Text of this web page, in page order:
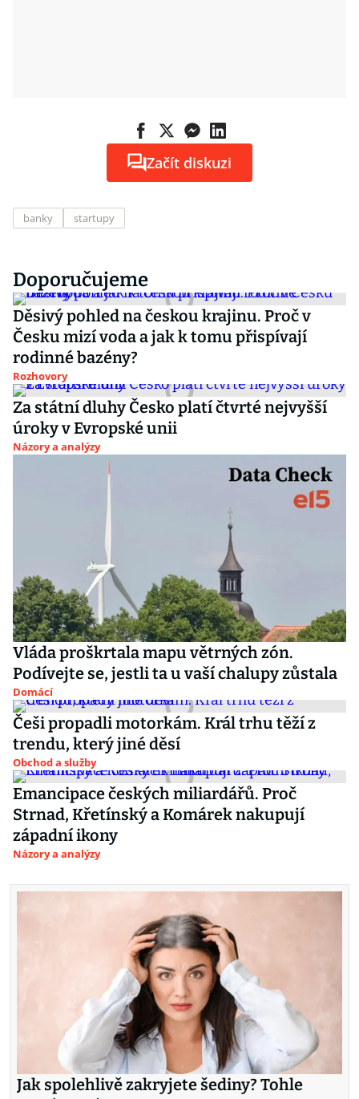
Začít diskuzi
banky startupy
Doporučujeme
Děsivý pohled na českou krajinu. Proč v
Česku mizí voda a jak k tomu přispívají
rodinné bazény?
Rozhovory
Za státní dluhy Česko platí čtvrté nejvyšší
úroky v Evropské unii
Názory a analýzy
Vláda proškrtala mapu větrných zón.
Podívejte se, jestli ta u vaší chalupy zůstala
Domácí
Češi propadli motorkám. Král trhu těží z
trendu, který jiné děsí
Obchod a služby
Emancipace českých miliardářů. Proč
Strnad, Křetínský a Komárek nakupují
západní ikony
Názory a analýzy
Jak spolehlivě zakryjete šediny? Tohle